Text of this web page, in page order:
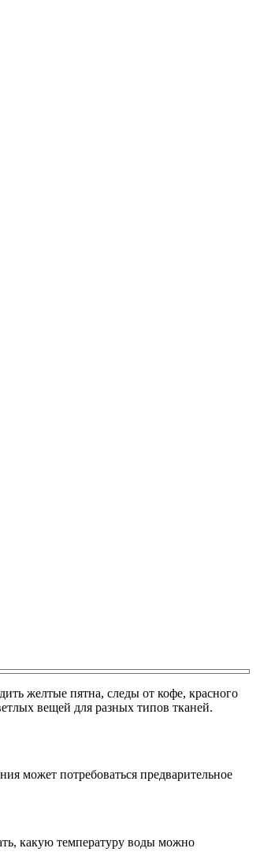
желтые пятна, следы от кофе, красного
вещей для разных типов тканей.
может потребоваться предварительное
какую температуру воды можно